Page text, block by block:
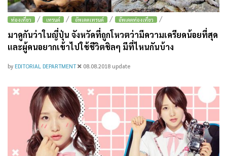
ท่องเที่ยว / เทรนด์ / อัพเดตเทรนด์ / อัพเดตท่องเที่ยว /
มาดูกันว่าในญี่ปุ่น จังหวัดที่ถูกโหวตว่ามีความเครียดน้อยที่สุด
และผู้คนอยากเข้าไปใช้ชีวิตชิลๆ มีที่ไหนกันบ้าง
by EDITORIAL DEPARTMENT 08.08.2018 update